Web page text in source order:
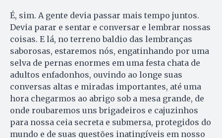
É, sim. A gente devia passar mais tempo juntos.
Devia parar e sentar e conversar e lembrar nossas
coisas. E lá, no terreno baldio das lembranças
saborosas, estaremos nós, engatinhando por uma
selva de pernas enormes em uma festa chata de
adultos enfadonhos, ouvindo ao longe suas
conversas altas e miradas importantes, até uma
hora chegarmos ao abrigo sob a mesa grande, de
onde roubaremos uns brigadeiros e cajuzinhos
para nossa ceia secreta e submersa, protegidos do
mundo e de suas questões inatingíveis em nosso